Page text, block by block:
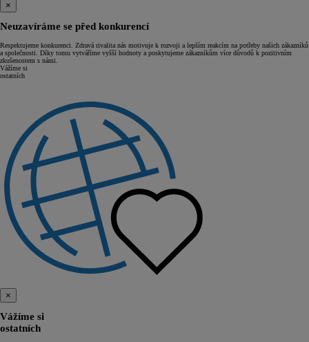
×
Neuzavíráme se před konkurencí
Respektujeme konkurenci. Zdravá rivalita nás motivuje k rozvoji a lepším reakcím na potřeby našich zákazníků
a společnosti. Díky tomu vytváříme vyšší hodnoty a poskytujeme zákazníkům více důvodů k pozitivním
zkušenostem s námi.
Vážíme si
ostatních
×
Vážíme si
ostatních